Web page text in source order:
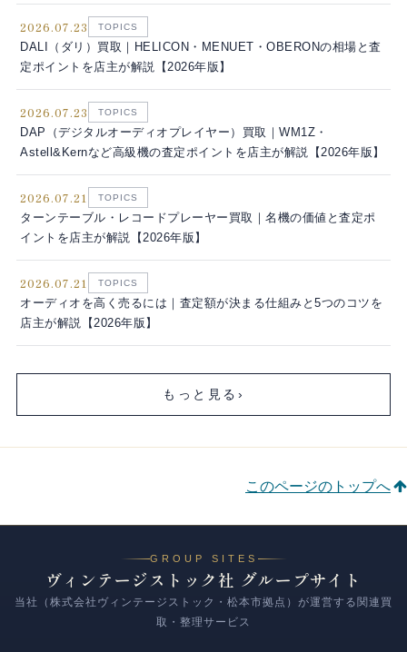
2026.07.23 TOPICS
DALI（ダリ）買取｜HELICON・MENUET・OBERONの相場と査
定ポイントを店主が解説【2026年版】
2026.07.23 TOPICS
DAP（デジタルオーディオプレイヤー）買取｜WM1Z・
Astell&Kernなど高級機の査定ポイントを店主が解説【2026年版】
2026.07.21 TOPICS
ターンテーブル・レコードプレーヤー買取｜名機の価値と査定ポ
イントを店主が解説【2026年版】
2026.07.21 TOPICS
オーディオを高く売るには｜査定額が決まる仕組みと5つのコツを
店主が解説【2026年版】
もっと見る ›
このページのトップへ
GROUP SITES
ヴィンテージストック社 グループサイト
当社（株式会社ヴィンテージストック・松本市拠点）が運営する関連買
取・整理サービス